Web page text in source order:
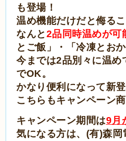
も登場！
温め機能だけだと侮る
なんと2品同時温めが可
とご飯」・「冷凍とお
今までは2品別々に温め
でOK。
かなり便利になって新登
こちらもキャンペーン
キャンペーン期間は9月
気になる方は、(有)森